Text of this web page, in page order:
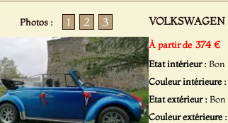
Photos : 1 2 3 VOLKSWAGEN
À partir de 374 €
Etat intérieur : Bon
Couleur intérieure :
Etat extérieur : Bon
Couleur extérieure :